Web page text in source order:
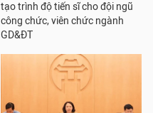
tạo trình độ tiến sĩ cho đội ngũ
công chức, viên chức ngành
GD&ĐT